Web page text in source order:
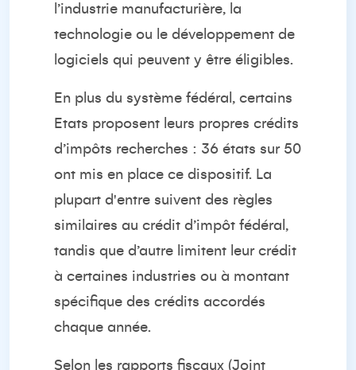
l’industrie manufacturière, la
technologie ou le développement de
logiciels qui peuvent y être éligibles.
En plus du système fédéral, certains
Etats proposent leurs propres crédits
d’impôts recherches : 36 états sur 50
ont mis en place ce dispositif. La
plupart d'entre suivent des règles
similaires au crédit d’impôt fédéral,
tandis que d’autre limitent leur crédit
à certaines industries ou à montant
spécifique des crédits accordés
chaque année.
Selon les rapports fiscaux (Joint